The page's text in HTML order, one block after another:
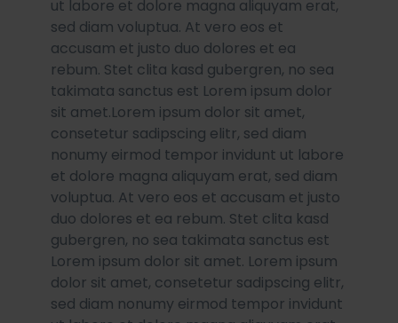
ut labore et dolore magna aliquyam erat,
sed diam voluptua. At vero eos et
accusam et justo duo dolores et ea
rebum. Stet clita kasd gubergren, no sea
takimata sanctus est Lorem ipsum dolor
sit amet.Lorem ipsum dolor sit amet,
consetetur sadipscing elitr, sed diam
nonumy eirmod tempor invidunt ut labore
et dolore magna aliquyam erat, sed diam
voluptua. At vero eos et accusam et justo
duo dolores et ea rebum. Stet clita kasd
gubergren, no sea takimata sanctus est
Lorem ipsum dolor sit amet. Lorem ipsum
dolor sit amet, consetetur sadipscing elitr,
sed diam nonumy eirmod tempor invidunt